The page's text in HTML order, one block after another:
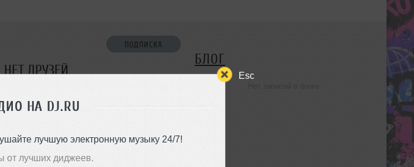
Esc
НА DJ.RU
лучшую электронную музыку 24/7!
от лучших диджеев.
ПОДПИСКА
НЕТ ДРУЗЕЙ
БЛОГ